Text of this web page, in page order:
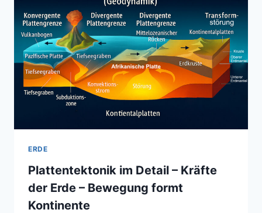
ERDE
Plattentektonik im Detail – Kräfte
der Erde – Bewegung formt
Kontinente